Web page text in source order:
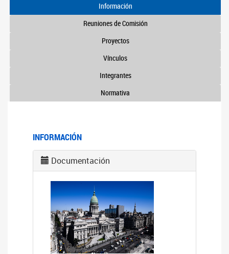
Información
Reuniones de Comisión
Proyectos
Vínculos
Integrantes
Normativa
INFORMACIÓN
Documentación